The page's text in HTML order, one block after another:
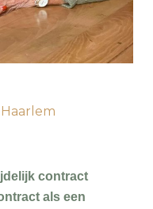
contract
als een